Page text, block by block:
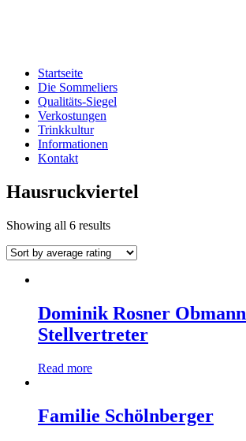
Startseite
Die Sommeliers
Qualitäts-Siegel
Verkostungen
Trinkkultur
Informationen
Kontakt
Hausruckviertel
Showing all 6 results
Dominik Rosner Obmann
Stellvertreter
Read more
Familie Schölnberger